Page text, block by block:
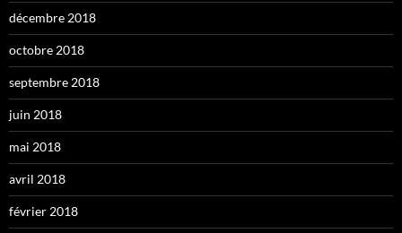
décembre 2018
octobre 2018
septembre 2018
juin 2018
mai 2018
avril 2018
février 2018